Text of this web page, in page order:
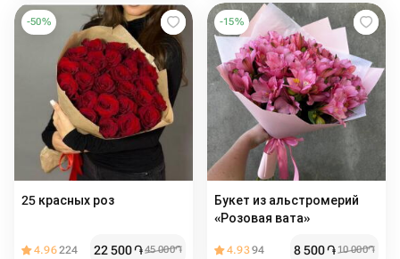
-50%
25 красных роз
4.96224 22 500֏45 000֏
-15%
Букет из альстромерий
«Розовая вата»
4.9394 8 500֏10 000֏